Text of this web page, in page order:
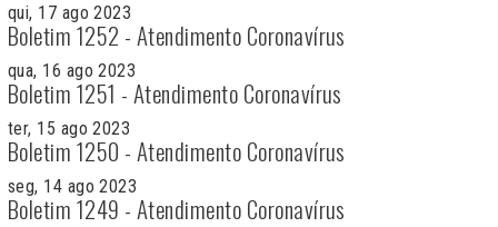
qui, 17 ago 2023
Boletim 1252 - Atendimento Coronavírus
qua, 16 ago 2023
Boletim 1251 - Atendimento Coronavírus
ter, 15 ago 2023
Boletim 1250 - Atendimento Coronavírus
seg, 14 ago 2023
Boletim 1249 - Atendimento Coronavírus